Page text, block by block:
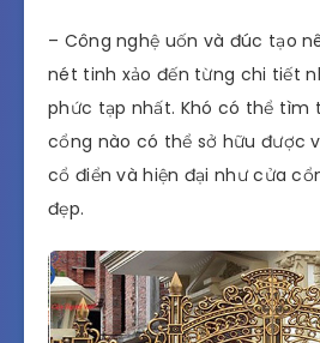
– Công nghệ uốn và đúc tạo
nét tinh xảo đến từng chi tiết
phức tạp nhất. Khó có thể tìm
cổng nào có thể sở hữu được
cổ điển và hiện đại như cửa
đẹp.